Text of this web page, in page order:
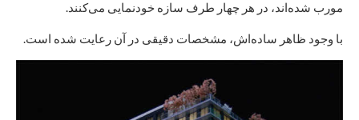
مورب شده‌اند، در هر چهار طرف سازه خودنمایی می‌کنند.
با وجود ظاهر ساده‌اش، مشخصات دقیقی در آن رعایت شده است.